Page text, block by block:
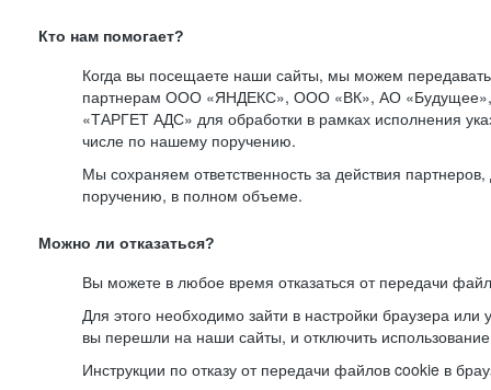
Кто нам помогает?
Когда вы посещаете наши сайты, мы можем
партнерам ООО «ЯНДЕКС», ООО «ВК», АО
«ТАРГЕТ АДС» для обработки в рамках исполнения
числе по нашему поручению.
Мы сохраняем ответственность за действия
поручению, в полном объеме.
Можно ли отказаться?
Вы можете в любое время отказаться от передачи
Для этого необходимо зайти в настройки браузера или
вы перешли на наши сайты, и отключить
Инструкции по отказу от передачи файлов cookie в